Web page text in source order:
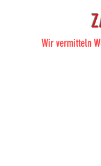
Wir vermitteln